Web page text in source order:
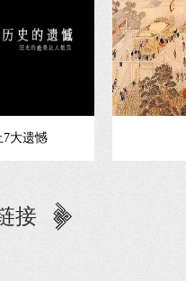
7大遗憾
接